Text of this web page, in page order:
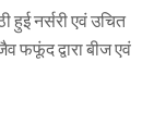
नर्सरी एवं उचित
फफूंद द्वारा बीज एवं